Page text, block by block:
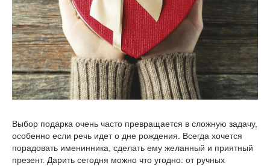
Выбор подарка очень часто превращается в сложную задачу,
особенно если речь идет о дне рождения. Всегда хочется
порадовать именинника, сделать ему желанный и приятный
презент. Дарить сегодня можно что угодно: от ручных